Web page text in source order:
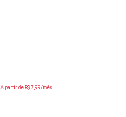
A partir de R$ 7,99/mês